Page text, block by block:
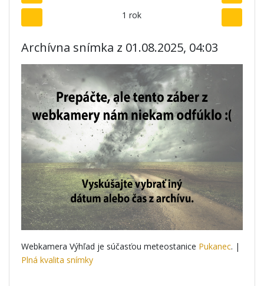
1 rok
Archívna snímka z 01.08.2025, 04:03
Webkamera Výhľad je súčasťou meteostanice Pukanec. |
Plná kvalita snímky